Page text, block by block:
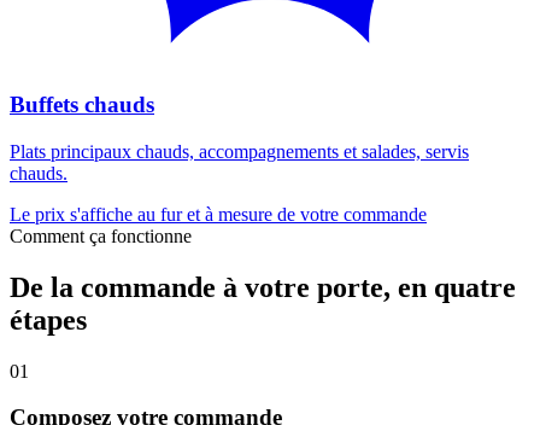
Buffets chauds
Plats principaux chauds, accompagnements et salades, servis
chauds.
Le prix s'affiche au fur et à mesure de votre commande
Comment ça fonctionne
De la commande à votre porte, en quatre
étapes
01
Composez votre commande